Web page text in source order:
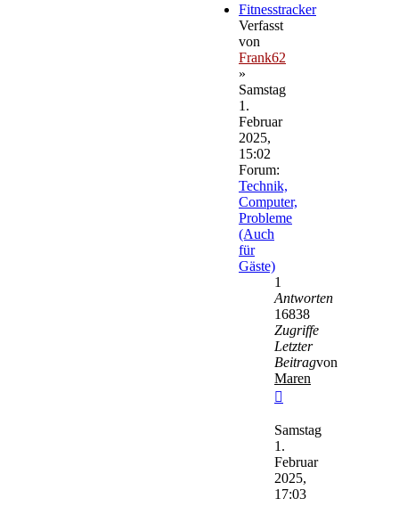
Fitnesstracker
Verfasst
von
Frank62
»
Samstag
1.
Februar
2025,
15:02
Forum:
Technik,
Computer,
Probleme
(Auch
für
Gäste)
1
Antworten
16838
Zugriffe
Letzter
Beitragvon
Maren
Beitrag
Samstag
1.
Februar
2025,
17:03